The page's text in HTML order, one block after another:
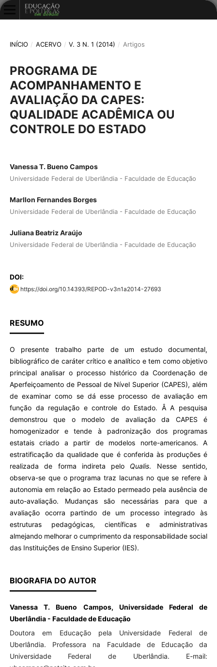
INÍCIO / ACERVO / V. 3 N. 1 (2014) / Artigos
PROGRAMA DE
ACOMPANHAMENTO E
AVALIAÇÃO DA CAPES:
QUALIDADE ACADÊMICA OU
CONTROLE DO ESTADO
Vanessa T. Bueno Campos
Universidade Federal de Uberlândia - Faculdade de Educação
Marllon Fernandes Borges
Universidade Federal de Uberlândia - Faculdade de Educação
Juliana Beatriz Araújo
Universidade Federal de Uberlândia - Faculdade de Educação
DOI:
https://doi.org/10.14393/REPOD-v3n1a2014-27693
RESUMO
O presente trabalho parte de um estudo documental,
bibliográfico de caráter crítico e analítico e tem como objetivo
principal analisar o processo histórico da Coordenação de
Aperfeiçoamento de Pessoal de Nível Superior (CAPES), além
de examinar como se dá esse processo de avaliação em
função da regulação e controle do Estado. Â A pesquisa
demonstrou que o modelo de avaliação da CAPES é
homogenizador e tende à padronização dos programas
estatais criado a partir de modelos norte-americanos. A
estratificação da qualidade que é conferida às produções é
realizada de forma indireta pelo Qualis. Nesse sentido,
observa-se que o programa traz lacunas no que se refere à
autonomia em relação ao Estado permeado pela ausência de
auto-avaliação. Mudanças são necessárias para que a
avaliação ocorra partindo de um processo integrado às
estruturas pedagógicas, científicas e administrativas
almejando melhorar o cumprimento da responsabilidade social
das Instituições de Ensino Superior (IES).
BIOGRAFIA DO AUTOR
Vanessa T. Bueno Campos, Universidade Federal de
Uberlândia - Faculdade de Educação
Doutora em Educação pela Universidade Federal de
Uberlândia. Professora na Faculdade de Educação da
Universidade Federal de Uberlândia. E-mail: